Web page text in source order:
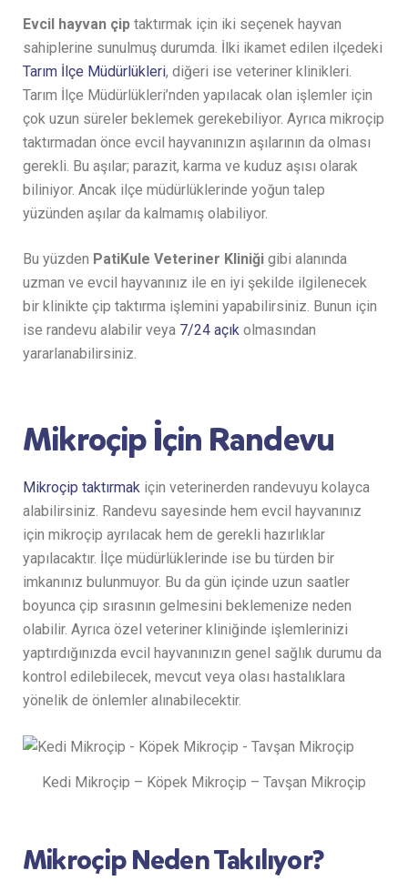
Evcil hayvan çip taktırmak için iki seçenek hayvan
sahiplerine sunulmuş durumda. İlki ikamet edilen ilçedeki
Tarım İlçe Müdürlükleri, diğeri ise veteriner klinikleri.
Tarım İlçe Müdürlükleri’nden yapılacak olan işlemler için
çok uzun süreler beklemek gerekebiliyor. Ayrıca mikroçip
taktırmadan önce evcil hayvanınızın aşılarının da olması
gerekli. Bu aşılar; parazit, karma ve kuduz aşısı olarak
biliniyor. Ancak ilçe müdürlüklerinde yoğun talep
yüzünden aşılar da kalmamış olabiliyor.
Bu yüzden PatiKule Veteriner Kliniği gibi alanında
uzman ve evcil hayvanınız ile en iyi şekilde ilgilenecek
bir klinikte çip taktırma işlemini yapabilirsiniz. Bunun için
ise randevu alabilir veya 7/24 açık olmasından
yararlanabilirsiniz.
Mikroçip İçin Randevu
Mikroçip taktırmak için veterinerden randevuyu kolayca
alabilirsiniz. Randevu sayesinde hem evcil hayvanınız
için mikroçip ayrılacak hem de gerekli hazırlıklar
yapılacaktır. İlçe müdürlüklerinde ise bu türden bir
imkanınız bulunmuyor. Bu da gün içinde uzun saatler
boyunca çip sırasının gelmesini beklemenize neden
olabilir. Ayrıca özel veteriner kliniğinde işlemlerinizi
yaptırdığınızda evcil hayvanınızın genel sağlık durumu da
kontrol edilebilecek, mevcut veya olası hastalıklara
yönelik de önlemler alınabilecektir.
Kedi Mikroçip – Köpek Mikroçip – Tavşan Mikroçip
Mikroçip Neden Takılıyor?